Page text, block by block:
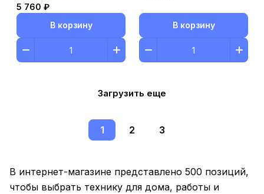
5 760 ₽
В корзину
В корзину
Загрузить еще
1 2 3
В интернет-магазине представлено 500 позиций,
чтобы выбрать технику для дома, работы и